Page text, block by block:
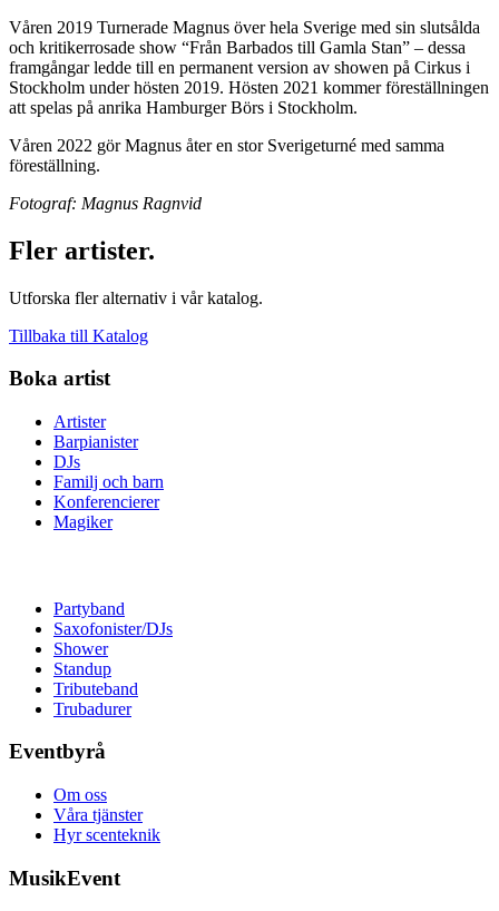
​Våren 2019 Turnerade Magnus över hela Sverige med sin slutsålda
och kritikerrosade show “Från Barbados till Gamla Stan” – dessa
framgångar ledde till en permanent version av showen på Cirkus i
Stockholm under hösten 2019. Hösten 2021 kommer föreställningen
att spelas på anrika Hamburger Börs i Stockholm.
Våren 2022 gör Magnus åter en stor Sverigeturné med samma
föreställning.
Fotograf: Magnus Ragnvid
Fler artister.
Utforska fler alternativ i vår katalog.
Tillbaka till Katalog
Boka artist
Artister
Barpianister
DJs
Familj och barn
Konferencierer
Magiker
Partyband
Saxofonister/DJs
Shower
Standup
Tributeband
Trubadurer
Eventbyrå
Om oss
Våra tjänster
Hyr scenteknik
MusikEvent